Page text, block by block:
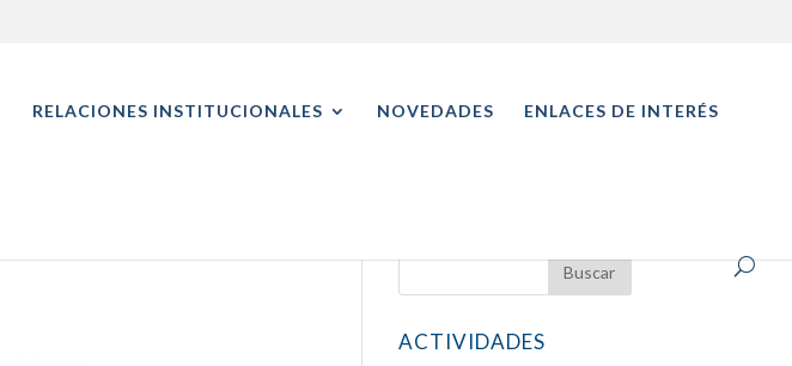
RELACIONES INSTITUCIONALES NOVEDADES ENLACES DE INTERÉS
ACTIVIDADES